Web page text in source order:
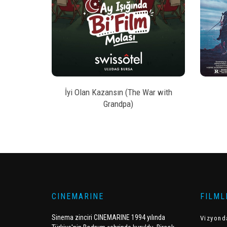
style BILET SATIN AL
İyi Olan Kazansın (The War with
Grandpa)
CINEMARINE
Sinema zinciri CINEMARINE 1994 yılında